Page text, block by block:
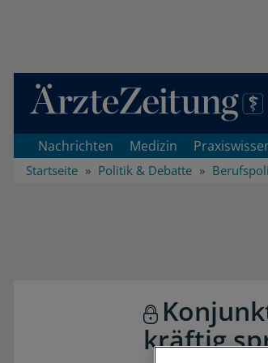
Direkt zum Inhaltsbereich
Nachrichten Medizin
Startseite Politik & Debatte
kräftig